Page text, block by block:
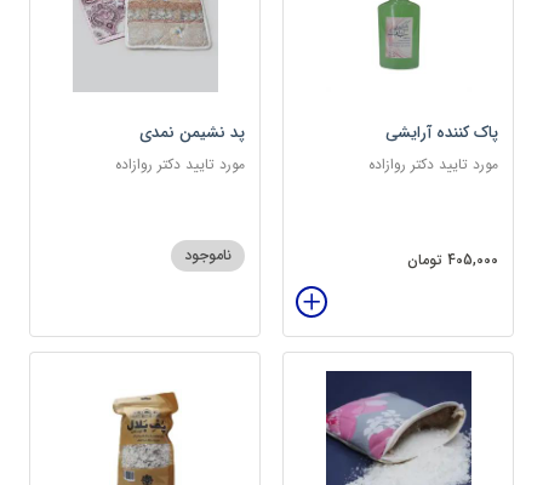
پاک کننده آرایشی
مورد تایید دکتر روازاده
405,000 تومان
پد نشیمن نمدی
مورد تایید دکتر روازاده
ناموجود